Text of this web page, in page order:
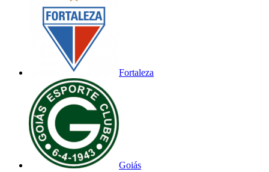
Fortaleza
Goiás